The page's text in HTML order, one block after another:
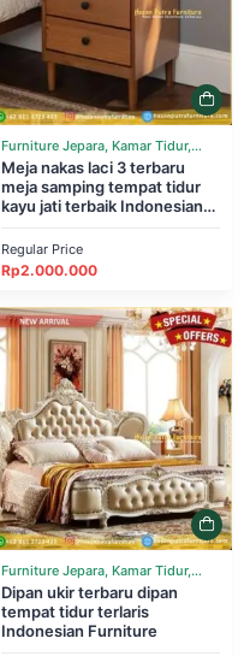
Furniture Jepara, Kamar Tidur,
Tempat Tidur
Meja nakas laci 3 terbaru
meja samping tempat tidur
kayu jati terbaik Indonesian
Regular Price
Rp2.000.000
Furniture Jepara, Kamar Tidur,
Tempat Tidur
Dipan ukir terbaru dipan
tempat tidur terlaris
Indonesian Furniture